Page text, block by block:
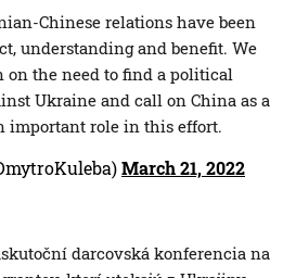
Chinese relations have been
understanding and benefit. We
on the need to find a political
Ukraine and call on China as a
important role in this effort.
March 21, 2022
darcovská konferencia na